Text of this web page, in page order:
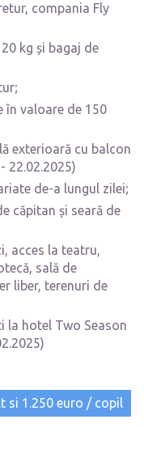
compania Fly
kg și bagaj de
în valoare de 150
exterioară cu balcon
22.02.2025)
de-a lungul zilei;
căpitan și seară de
acces la teatru,
sală de
liber, terenuri de
la hotel Two Season
si 1.250 euro / copil